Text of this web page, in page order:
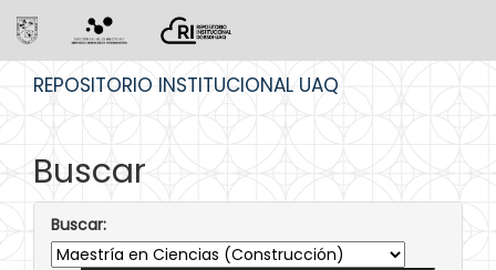
REPOSITORIO INSTITUCIONAL UAQ
Buscar
Buscar: